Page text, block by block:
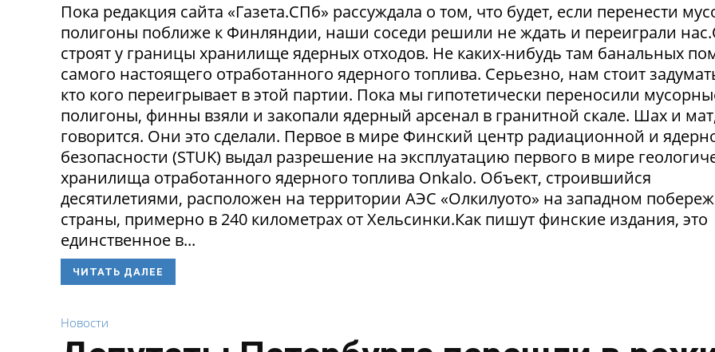
Пока редакция сайта «Газета.СПб» рассуждала о том, что будет, если перенести
полигоны поближе к Финляндии, наши соседи решили не ждать и переиграли
строят у границы хранилище ядерных отходов. Не каких-нибудь там банальных
самого настоящего отработанного ядерного топлива. Серьезно, нам стоит
кто кого переигрывает в этой партии. Пока мы гипотетически переносили
полигоны, финны взяли и закопали ядерный арсенал в гранитной скале. Шах и
говорится. Они это сделали. Первое в мире Финский центр радиационной и
безопасности (STUK) выдал разрешение на эксплуатацию первого в мире
хранилища отработанного ядерного топлива Onkalo. Объект, строившийся
десятилетиями, расположен на территории АЭС «Олкилуото» на западном
страны, примерно в 240 километрах от Хельсинки.Как пишут финские издания, это
единственное в...
ЧИТАТЬ ДАЛЕЕ
Новости